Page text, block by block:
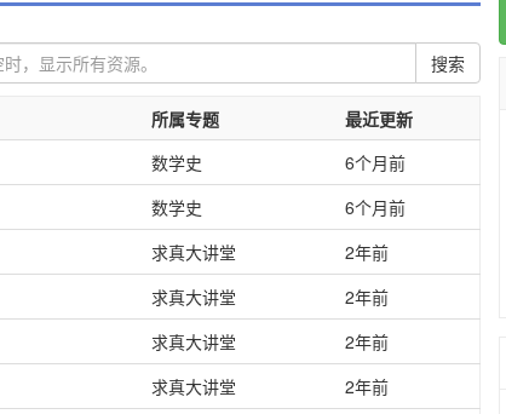
搜索
所属专题
最近更新
数学史
6个月前
数学史
6个月前
求真大讲堂
2年前
求真大讲堂
2年前
求真大讲堂
2年前
求真大讲堂
2年前